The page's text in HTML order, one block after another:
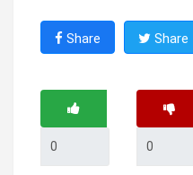
Share Share